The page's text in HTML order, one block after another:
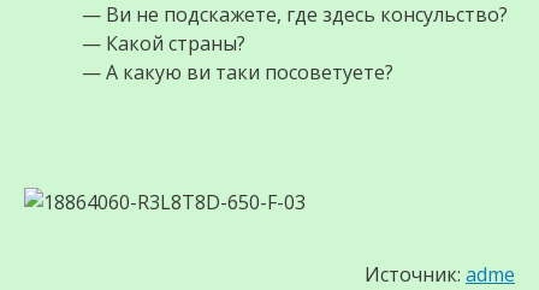
— Ви не подскажете, где здесь консульство?
— Какой страны?
— А какую ви таки посоветуете?
Источник: adme